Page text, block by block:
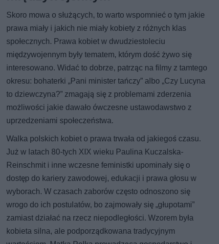
Skoro mowa o służących, to warto wspomnieć o tym jakie
prawa miały i jakich nie miały kobiety z różnych klas
społecznych. Prawa kobiet w dwudziestoleciu
międzywojennym były tematem, którym dość żywo się
interesowano. Widać to dobrze, patrząc na filmy z tamtego
okresu: bohaterki „Pani minister tańczy” albo „Czy Lucyna
to dziewczyna?” zmagają się z problemami zderzenia
możliwości jakie dawało ówczesne ustawodawstwo z
uprzedzeniami społeczeństwa.
Walka polskich kobiet o prawa trwała od jakiegoś czasu.
Już w latach 80-tych XIX wieku Paulina Kuczalska-
Reinschmit i inne wczesne feministki upominały się o
dostęp do kariery zawodowej, edukacji i prawa głosu w
wyborach. W czasach zaborów często odnoszono się
wrogo do ich postulatów, bo zajmowały się „głupotami”
zamiast działać na rzecz niepodległości. Wzorem była
kobieta silna, ale podporządkowana tradycyjnym